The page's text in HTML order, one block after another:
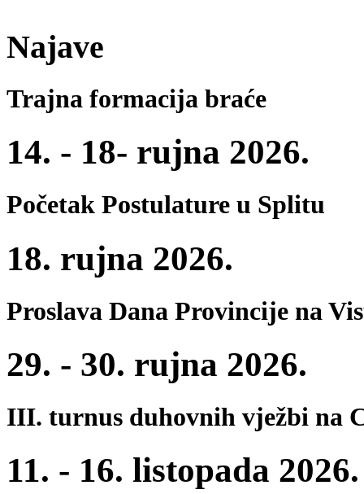
Najave
Trajna formacija braće
14. - 18- rujna 2026.
Početak Postulature u Splitu
18. rujna 2026.
Proslava Dana Provincije na
29. - 30. rujna 2026.
III. turnus duhovnih vježbi na
11. - 16. listopada 2026.